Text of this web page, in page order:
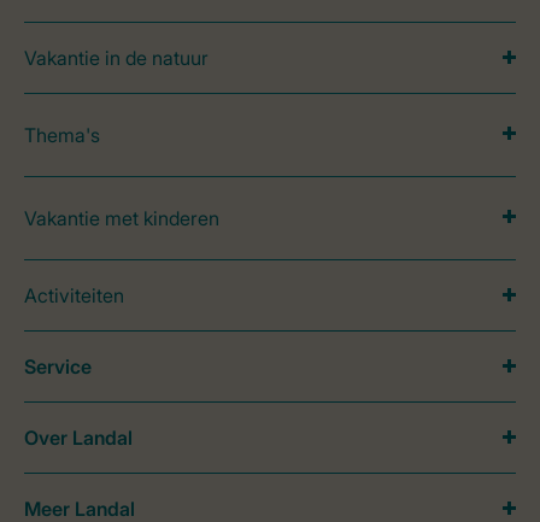
Vakantie in de natuur
Thema's
Vakantie met kinderen
Activiteiten
Service
Over Landal
Meer Landal